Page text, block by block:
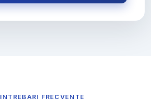
INTREBARI FRECVENTE